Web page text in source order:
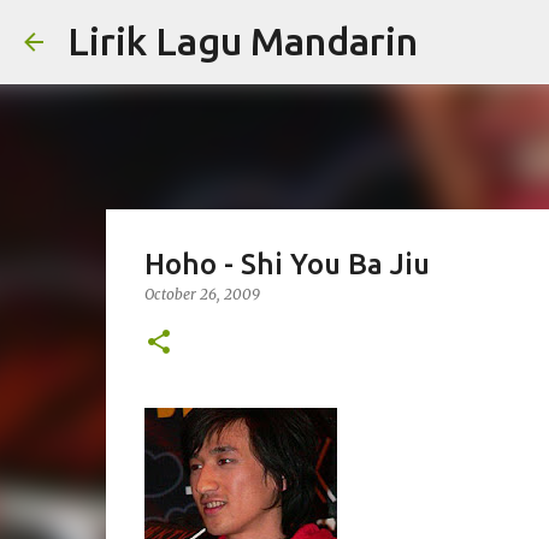
Lirik Lagu Mandarin
Hoho - Shi You Ba Jiu
October 26, 2009